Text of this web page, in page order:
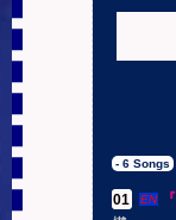
- 6 Songs
01 . EN 『